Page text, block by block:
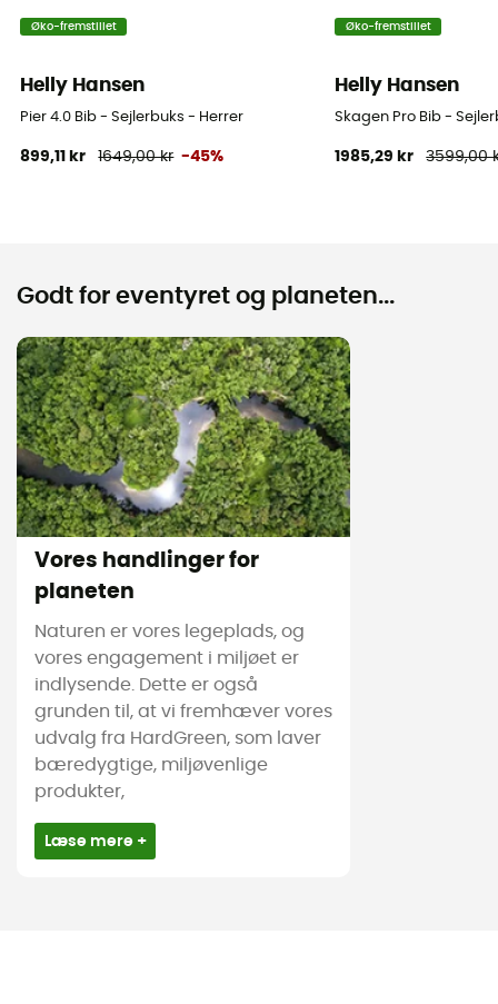
Øko-fremstillet
Helly Hansen
Pier 4.0 Bib - Sejlerbuks - Herrer
899,11 kr 1649,00 kr -45%
Øko-fremstillet
Helly Hansen
Skagen Pro Bib -
1985,29 kr 3599,00
Godt for eventyret og planeten...
Vores handlinger for
planeten
Naturen er vores legeplads, og
vores engagement i miljøet er
indlysende. Dette er også
grunden til, at vi fremhæver vores
udvalg fra HardGreen, som laver
bæredygtige, miljøvenlige
produkter,
Læse mere +